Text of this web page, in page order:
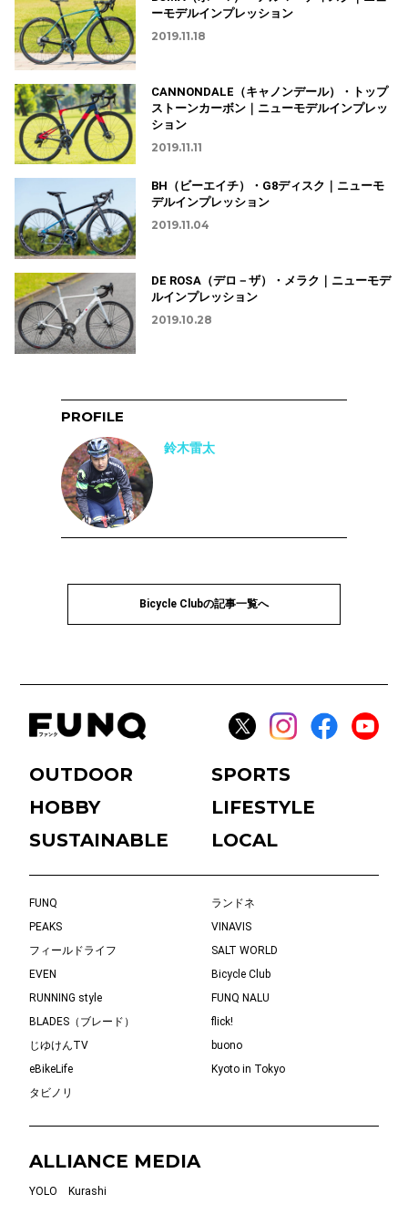
ーモデルインプレッション
2019.11.18
CANNONDALE（キャノンデール）・トップ
ストーンカーボン｜ニューモデルインプレッ
ション
2019.11.11
BH（ビーエイチ）・G8ディスク｜ニューモ
デルインプレッション
2019.11.04
DE ROSA（デロ－ザ）・メラク｜ニューモデ
ルインプレッション
2019.10.28
PROFILE
鈴木雷太
Bicycle Clubの記事一覧へ
OUTDOOR
SPORTS
HOBBY
LIFESTYLE
SUSTAINABLE
LOCAL
FUNQ
ランドネ
PEAKS
VINAVIS
フィールドライフ
SALT WORLD
EVEN
Bicycle Club
RUNNING style
FUNQ NALU
BLADES（ブレード）
flick!
じゆけんTV
buono
eBikeLife
Kyoto in Tokyo
タビノリ
ALLIANCE MEDIA
YOLO Kurashi